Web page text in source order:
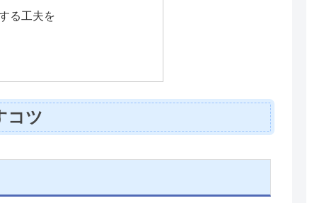
る工夫を
コツ